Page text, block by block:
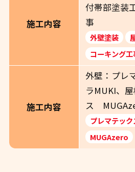
施工内容
付帯部塗装
事
外壁塗装
コーキング工
施工内容
外壁：プレ
ラMUKI、
ス
プレマテッ
MUGAzero